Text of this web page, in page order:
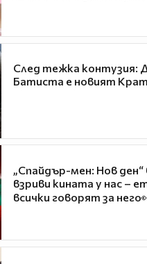
След тежка контузия:
Батиста е новият
„Спайдър-мен: Нов ден“
взриви кината у нас –
всички говорят за